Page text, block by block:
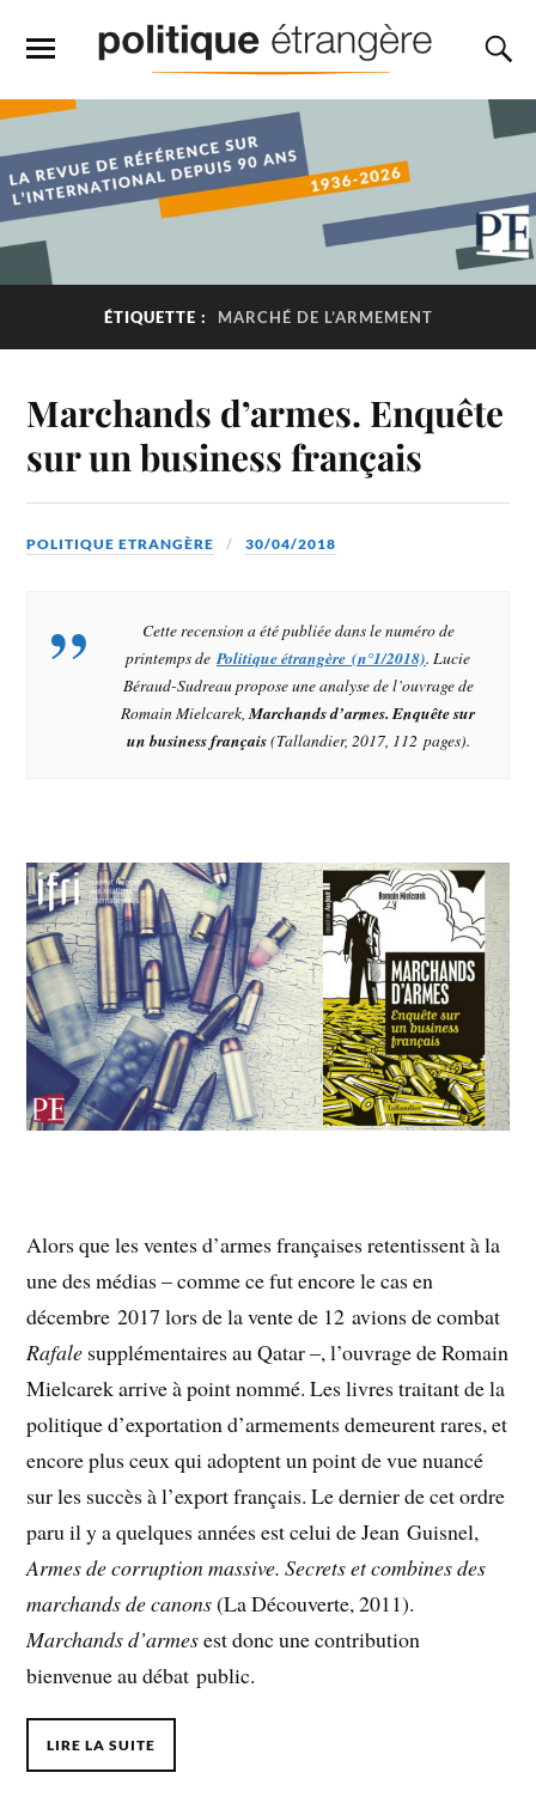
ÉTIQUETTE : MARCHÉ DE L’ARMEMENT
Marchands d’armes. Enquête
sur un business français
POLITIQUE ETRANGÈRE 30/04/2018
Cette recension a été publiée dans le numéro de
printemps dePolitique étrangère (n°1/2018). Lucie
Béraud-Sudreau propose une analyse de l’ouvrage de
Romain Mielcarek,Marchands d’armes. Enquête sur
un business français(Tallandier, 2017, 112 pages).
Alors que les ventes d’armes françaises retentissent à la
une des médias – comme ce fut encore le cas en
décembre 2017 lors de la vente de 12 avions de combat
Rafale supplémentaires au Qatar –, l’ouvrage de Romain
Mielcarek arrive à point nommé. Les livres traitant de la
politique d’exportation d’armements demeurent rares, et
encore plus ceux qui adoptent un point de vue nuancé
sur les succès à l’export français. Le dernier de cet ordre
paru il y a quelques années est celui de Jean Guisnel,
Armes de corruption massive. Secrets et combines des
marchands de canons(La Découverte, 2011).
Marchands d’armesest donc une ­contribution
bienvenue au débat public.
LIRE LA SUITE